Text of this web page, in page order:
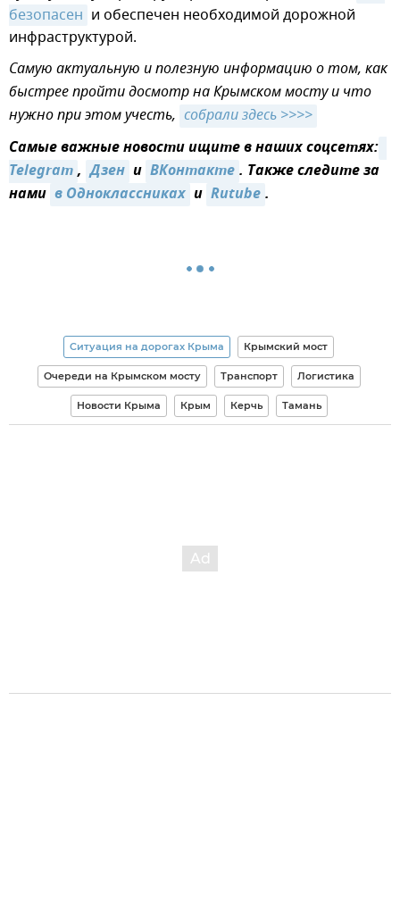
безопасен и обеспечен необходимой дорожной
инфраструктурой.
Самую актуальную и полезную информацию о том, как
быстрее пройти досмотр на Крымском мосту и что
нужно при этом учесть, собрали здесь >>>>
Самые важные новости ищите в наших соцсетях:
Telegram, Дзен и ВКонтакте. Также следите за
нами в Одноклассниках и Rutube.
Ситуация на дорогах Крыма Крымский мост
Очереди на Крымском мосту Транспорт Логистика
Новости Крыма Крым Керчь Тамань